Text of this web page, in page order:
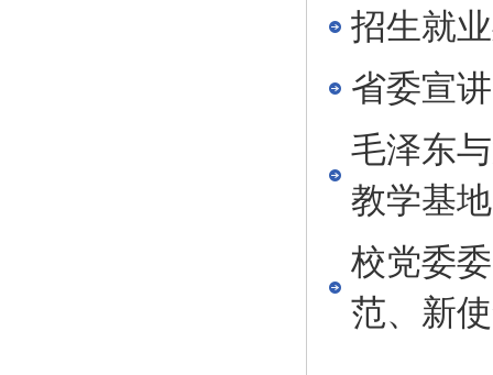
招生就
省委宣
毛泽东
教学基地
校党委
范、新